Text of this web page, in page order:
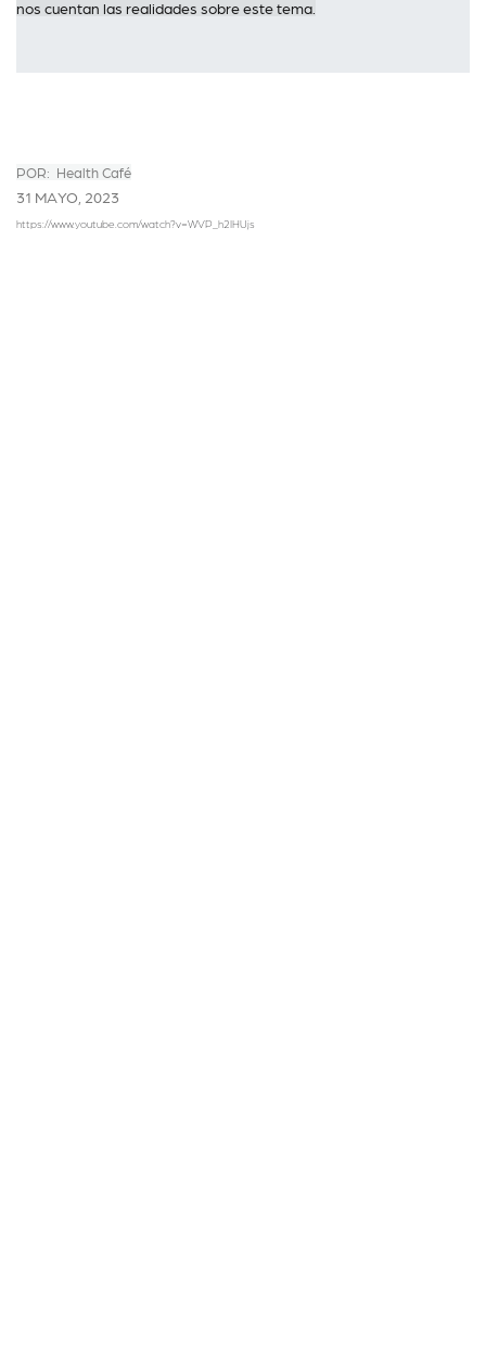
nos cuentan las realidades sobre este tema.
POR: Health Café
31 MAYO, 2023
https://www.youtube.com/watch?v=WVP_h2IHUjs